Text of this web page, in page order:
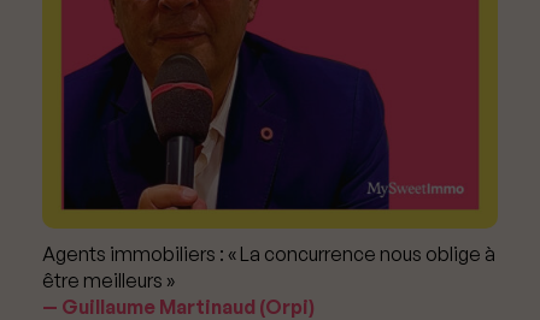
Agents immobiliers : « La concurrence nous oblige à
être meilleurs »
Guillaume Martinaud (Orpi)